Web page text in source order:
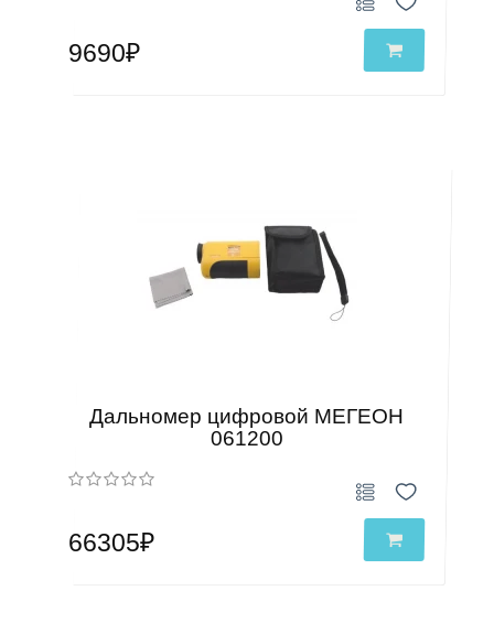
9690₽
Дальномер цифровой МЕГЕОН
061200
66305₽